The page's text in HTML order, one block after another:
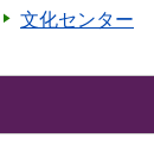
文化センター